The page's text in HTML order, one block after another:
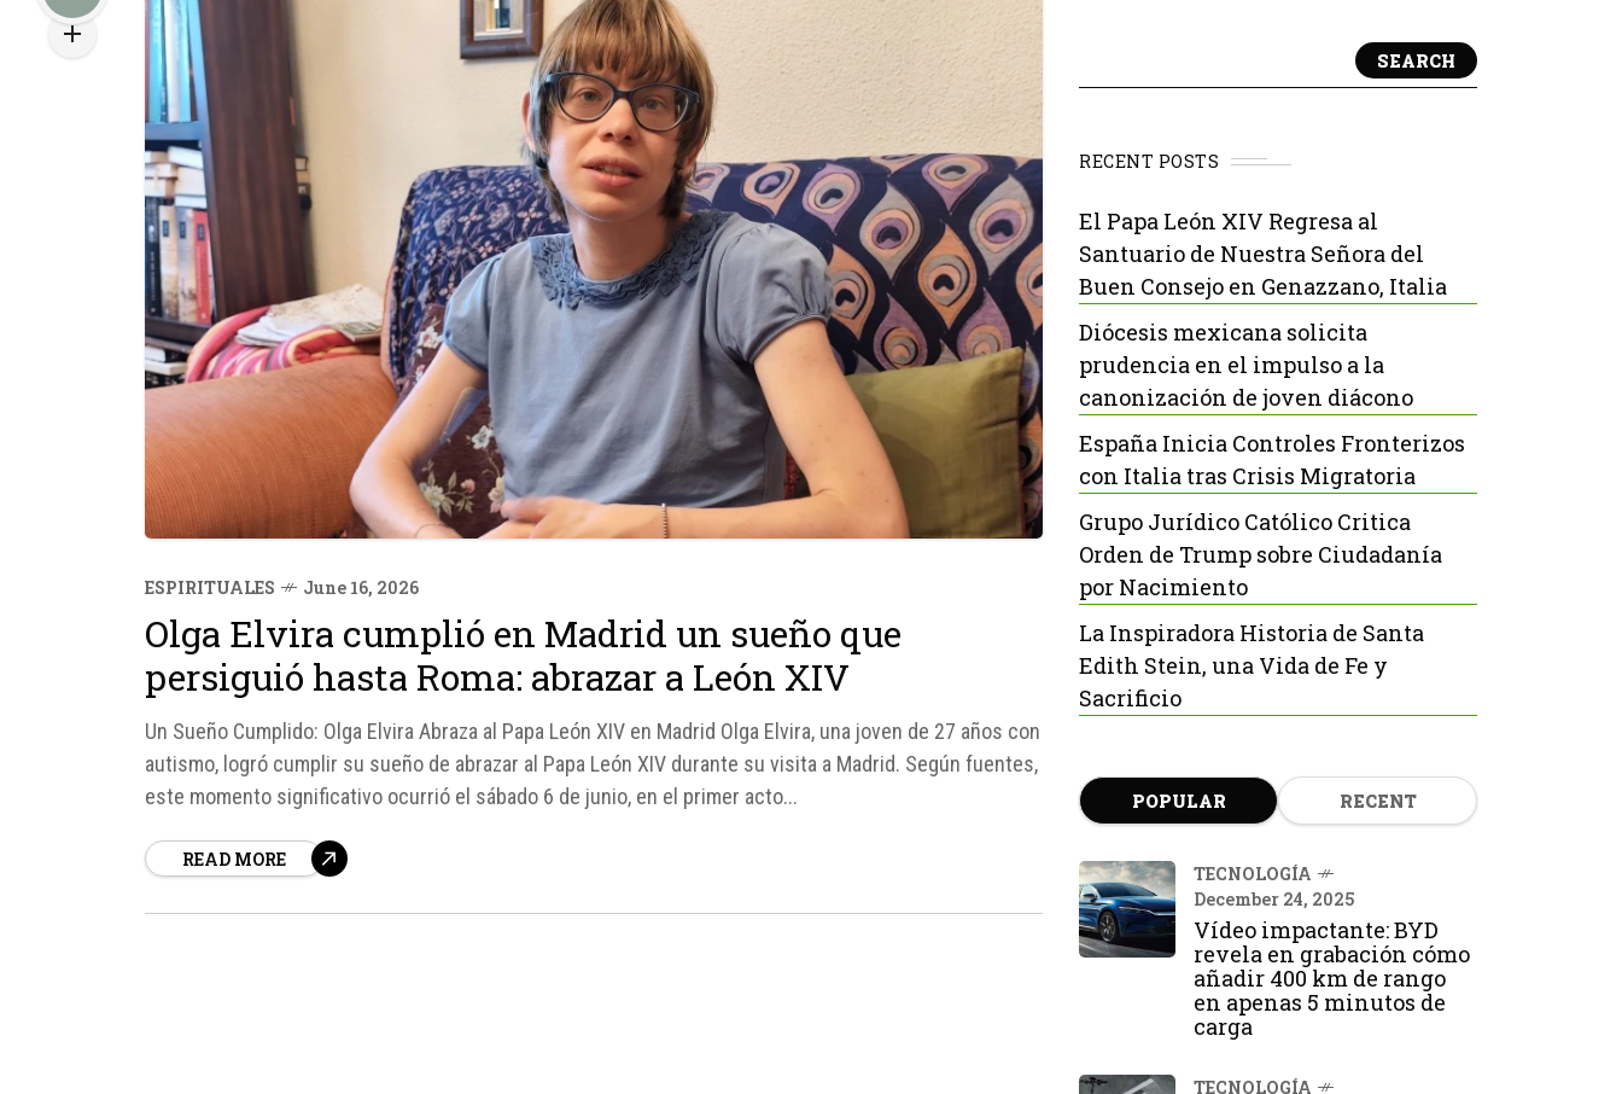
ESPIRITUALES June 16, 2026
Olga Elvira cumplió en Madrid un sueño que
persiguió hasta Roma: abrazar a León XIV
Un Sueño Cumplido: Olga Elvira Abraza al Papa León XIV en Madrid Olga Elvira, una joven de 27 años con
autismo, logró cumplir su sueño de abrazar al Papa León XIV durante su visita a Madrid. Según fuentes,
este momento significativo ocurrió el sábado 6 de junio, en el primer acto...
READ MORE
SEARCH
RECENT POSTS
El Papa León XIV Regresa al
Santuario de Nuestra Señora del
Buen Consejo en Genazzano, Italia
Diócesis mexicana solicita
prudencia en el impulso a la
canonización de joven diácono
España Inicia Controles Fronterizos
con Italia tras Crisis Migratoria
Grupo Jurídico Católico Critica
Orden de Trump sobre Ciudadanía
por Nacimiento
La Inspiradora Historia de Santa
Edith Stein, una Vida de Fe y
Sacrificio
POPULAR RECENT
TECNOLOGÍA
December 24, 2025
Vídeo impactante: BYD
revela en grabación cómo
añadir 400 km de rango
en apenas 5 minutos de
carga
TECNOLOGÍA